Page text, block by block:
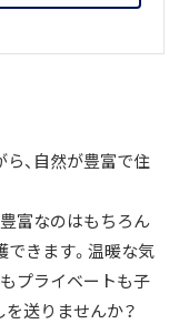
、自然が豊富で住
富なのはもちろん
できます。温暖な気
プライベートも子
送りませんか？